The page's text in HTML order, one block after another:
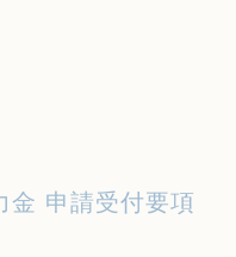
金 申請受付要項